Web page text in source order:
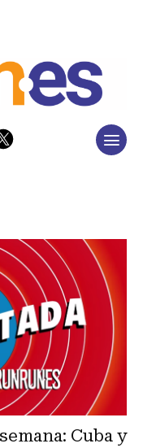
Cuba y